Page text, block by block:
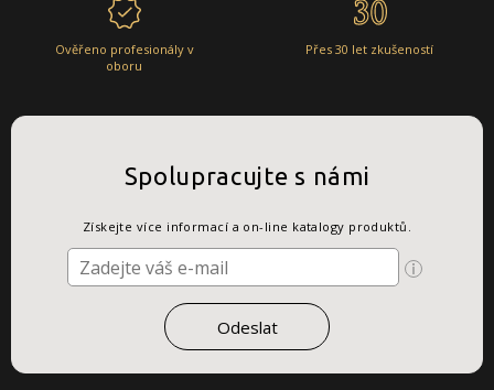
Ověřeno profesionály v
oboru
Přes 30 let zkušeností
Spolupracujte s námi
Získejte více informací a on-line katalogy produktů.